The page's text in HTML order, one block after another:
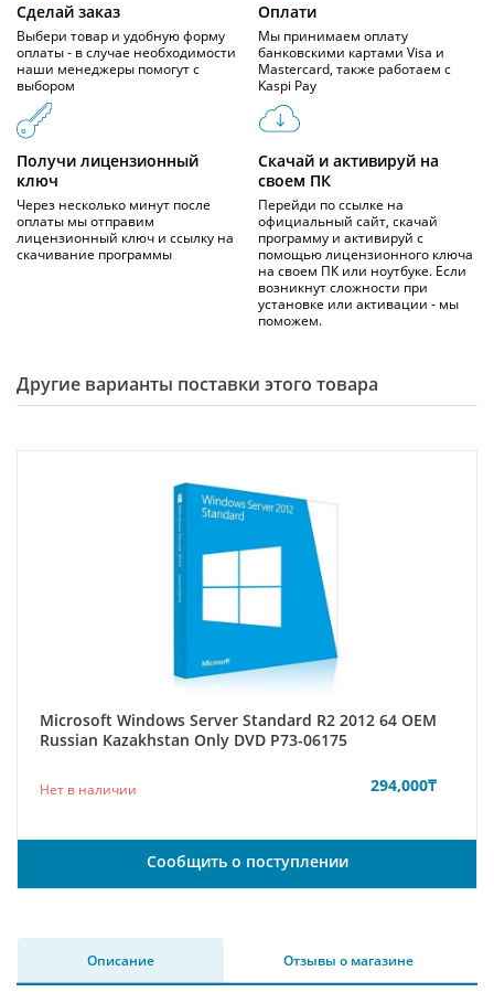
Сделай заказ
Выбери товар и удобную форму
оплаты - в случае необходимости
наши менеджеры помогут с
выбором
Оплати
Мы принимаем оплату
банковскими картами Visa и
Mastercard, также работаем с
Kaspi Pay
Получи лицензионный
ключ
Через несколько минут после
оплаты мы отправим
лицензионный ключ и ссылку на
скачивание программы
Скачай и активируй на
своем ПК
Перейди по ссылке на
официальный сайт, скачай
программу и активируй с
помощью лицензионного ключа
на своем ПК или ноутбуке. Если
возникнут сложности при
установке или активации - мы
поможем.
Другие варианты поставки этого товара
Microsoft Windows Server Standard R2 2012 64 ОЕМ
Russian Kazakhstan Only DVD P73-06175
Нет в наличии 294,000₸
Сообщить о поступлении
Описание Отзывы о магазине